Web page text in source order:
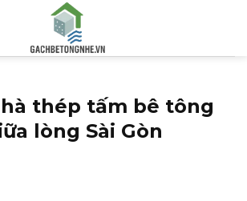
thép tấm bê tông
lòng Sài Gòn